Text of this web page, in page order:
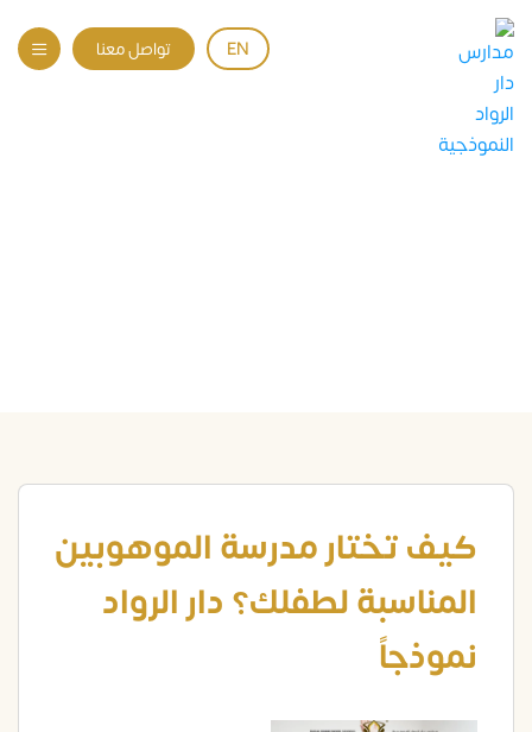
EN تواصل معنا
كيف تختار مدرسة الموهوبين
المناسبة لطفلك؟ دار الرواد
نموذجاً